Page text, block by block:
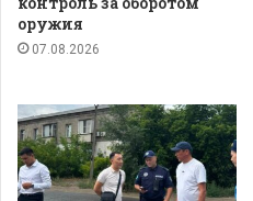
оружия
07.08.2026